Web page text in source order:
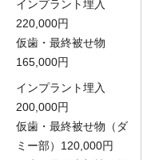
インプラント埋入
220,000円
仮歯・最終被せ物
165,000円
インプラント埋入
200,000円
仮歯・最終被せ物（ダ
ミー部）120,000円